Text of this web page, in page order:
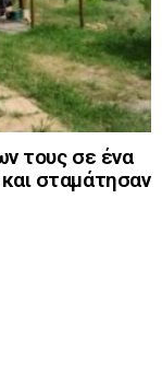
τους σε ένα
σταμάτησαν